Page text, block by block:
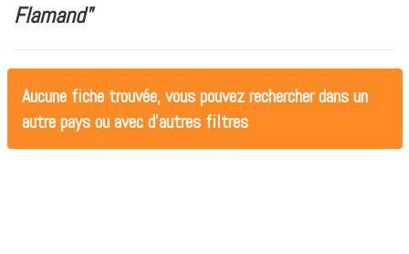
Flamand"
Aucune fiche trouvée, vous pouvez rechercher dans un
autre pays ou avec d'autres filtres